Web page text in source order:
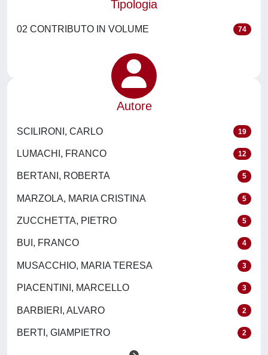
Tipologia
02 CONTRIBUTO IN VOLUME 74
Autore
SCILIRONI, CARLO 19
LUMACHI, FRANCO 12
BERTANI, ROBERTA 5
MARZOLA, MARIA CRISTINA 5
ZUCCHETTA, PIETRO 5
BUI, FRANCO 4
MUSACCHIO, MARIA TERESA 3
PIACENTINI, MARCELLO 3
BARBIERI, ALVARO 2
BERTI, GIAMPIETRO 2